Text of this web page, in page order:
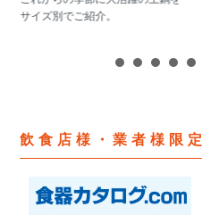
サイズ別でご紹介。
飲食店様・業者様限定